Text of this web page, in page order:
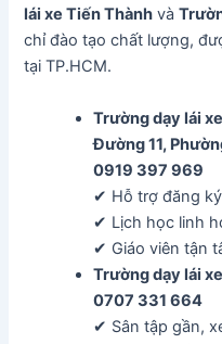
lái xe Tiến Thành và
chỉ đào tạo chất lượng,
tại TP.HCM.
Trường dạy lái
Đường 11,
0919 397 969
✔ Hỗ trợ đăng
✔ Lịch học linh
✔ Giáo viên tận
Trường dạy lái
0707 331 664
✔ Sân tập gần,